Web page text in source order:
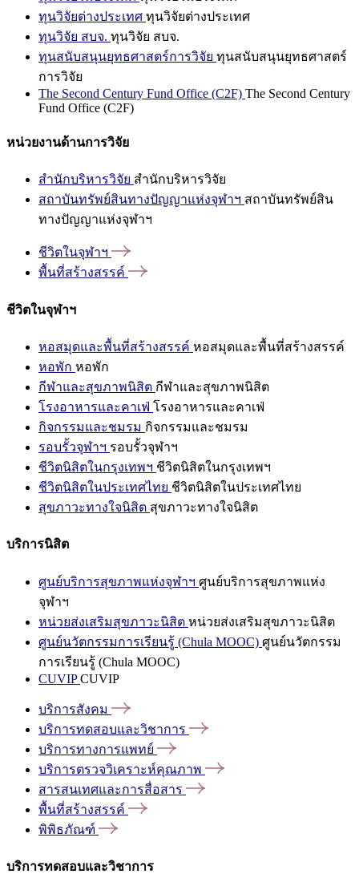
ทุนวิจัยต่างประเทศ ทุนวิจัยต่างประเทศ
ทุนวิจัย สบจ. ทุนวิจัย สบจ.
ทุนสนับสนุนยุทธศาสตร์การวิจัย ทุนสนับสนุนยุทธศาสตร์
การวิจัย
The Second Century Fund Office (C2F) The Second Century
Fund Office (C2F)
หน่วยงานด้านการวิจัย
สำนักบริหารวิจัย สำนักบริหารวิจัย
สถาบันทรัพย์สินทางปัญญาแห่งจุฬาฯ สถาบันทรัพย์สิน
ทางปัญญาแห่งจุฬาฯ
ชีวิตในจุฬาฯ
พื้นที่สร้างสรรค์
ชีวิตในจุฬาฯ
หอสมุดและพื้นที่สร้างสรรค์ หอสมุดและพื้นที่สร้างสรรค์
หอพัก หอพัก
กีฬาและสุขภาพนิสิต กีฬาและสุขภาพนิสิต
โรงอาหารและคาเฟ่ โรงอาหารและคาเฟ่
กิจกรรมและชมรม กิจกรรมและชมรม
รอบรั้วจุฬาฯ รอบรั้วจุฬาฯ
ชีวิตนิสิตในกรุงเทพฯ ชีวิตนิสิตในกรุงเทพฯ
ชีวิตนิสิตในประเทศไทย ชีวิตนิสิตในประเทศไทย
สุขภาวะทางใจนิสิต สุขภาวะทางใจนิสิต
บริการนิสิต
ศูนย์บริการสุขภาพแห่งจุฬาฯ ศูนย์บริการสุขภาพแห่ง
จุฬาฯ
หน่วยส่งเสริมสุขภาวะนิสิต หน่วยส่งเสริมสุขภาวะนิสิต
ศูนย์นวัตกรรมการเรียนรู้ (Chula MOOC) ศูนย์นวัตกรรม
การเรียนรู้ (Chula MOOC)
CUVIPCUVIP
บริการสังคม
บริการทดสอบและวิชาการ
บริการทางการแพทย์
บริการตรวจวิเคราะห์คุณภาพ
สารสนเทศและการสื่อสาร
พื้นที่สร้างสรรค์
พิพิธภัณฑ์
บริการทดสอบและวิชาการ